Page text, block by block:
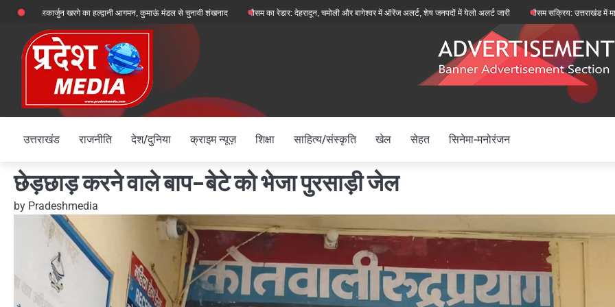
Skip
content
खरगे का हल्द्वानी आगमन, कुमाऊं मंडल से चुनावी शंखनाद मौसम का रेडार: देहरादून, चमोली और बागेश्वर में ऑरेंज अलर्ट, शेष जनपदों में येलो अलर्ट जारी मौसम सक्रिय: उत्तराखंड में मानसून फिर
उत्तराखंड राजनीति देश/दुनिया क्राइम न्यूज़ शिक्षा साहित्य/संस्कृति खेल सेहत सिनेमा-मनोरंजन
छेड़छाड़ करने वाले बाप-बेटे को भेजा पुरसाड़ी जेल
by Pradeshmedia